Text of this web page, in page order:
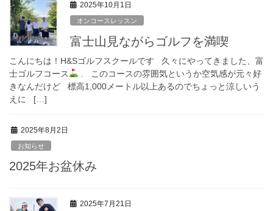
2025年10月1日
オンコースレッスン
富士山見ながらゴルフを満喫
こんにちは！H&Sゴルフスクールです 久々にやってきました、富
士ゴルフコース
. このコースの雰囲気というか空気感が元々好
きなんだけど 標高1,000メートル以上あるのでちょっと涼しいう
えに […]
2025年8月2日
お知らせ
2025年お盆休み
2025年7月21日